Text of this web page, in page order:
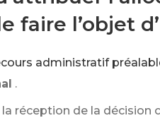
faire l’objet
administratif
.
réception de la